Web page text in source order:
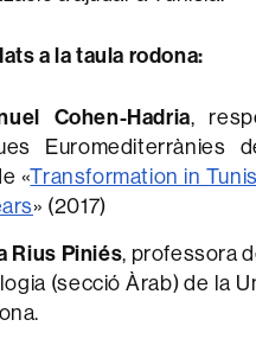
a lataula rodona:
Cohen-Hadria,
Euromediterrànies
«Transformation in
» (2017)
Rius Piniés, professora
(secció Àrab) de la